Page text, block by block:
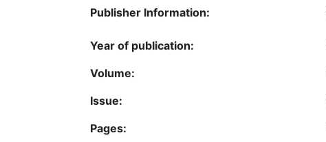
Publisher Information:
Year of publication:
Volume:
Issue:
Pages: